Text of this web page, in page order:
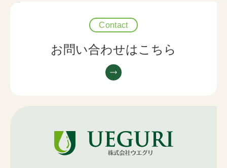
Contact
お問い合わせはこちら